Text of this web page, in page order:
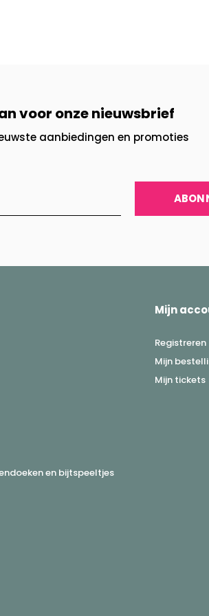
voor onze nieuwsbrief
aanbiedingen en promoties
en bijtspeeltjes
Mijn
Registreren
Mijn
Mijn tickets